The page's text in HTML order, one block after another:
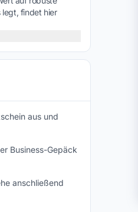
legt, findet hier
und sorgt
aus und
Business-Gepäck
anschließend